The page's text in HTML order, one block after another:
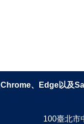
Chrome、Edge以及
100臺北市